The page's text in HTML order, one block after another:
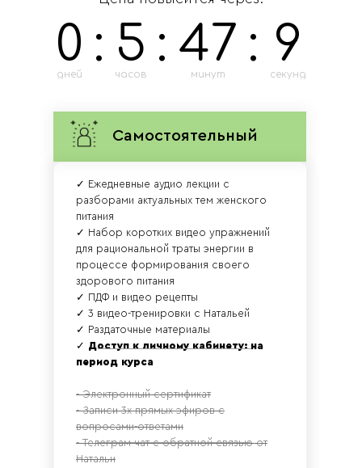
0
дней
: 5
часов
: 47
минут
: 7
секунд
Самостоятельный
✓ Ежедневные аудио лекции с
разборами актуальных тем женского
питания
✓ Набор коротких видео упражнений
для рациональной траты энергии в
процессе формирования своего
здорового питания
✓ ПДФ и видео рецепты
✓ 3 видео-тренировки с Натальей
✓ Раздаточные материалы
✓ Доступ к личному кабинету: на
период курса
- Электронный сертификат
- Записи 3х прямых эфиров с
вопросами-ответами
- Телеграм чат с обратной связью от
Натальи